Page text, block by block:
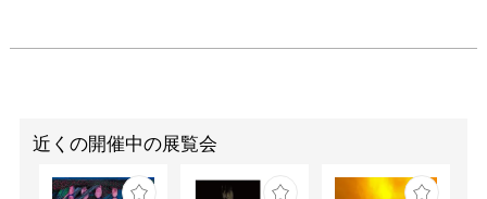
近くの開催中の展覧会